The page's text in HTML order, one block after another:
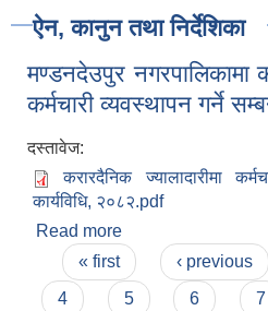
ऐन, कानुन तथा निर्देशिका
मण्डनदेउपुर नगरपालिकामा
कर्मचारी व्यवस्थापन गर्ने
दस्तावेज:
करारदैनिक ज्यालादारीमा
कार्यविधि, २०८२.pdf
Read more
कर्मचारी व्यवस्थापन
Pages
« first ‹ previous
4
5 6 7